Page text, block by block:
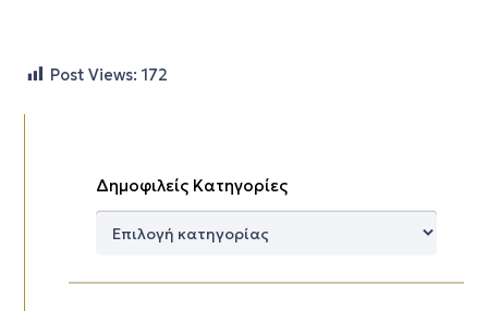
Post Views: 172
Δημοφιλείς Κατηγορίες
Δημοφιλείς